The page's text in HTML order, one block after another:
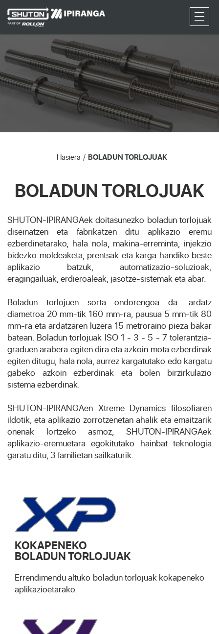
RFQ
Hasiera BOLADUN TORLOJUAK
BOLADUN TORLOJUAK
SHUTON-IPIRANGAek doitasunezko boladun torlojuak
diseinatzen eta fabrikatzen ditu aplikazio eremu
ezberdinetarako, hala nola, makina-erreminta, injekzio
bidezko moldeaketa, prentsak eta karga handiko beste
aplikazio batzuk, automatizazio-soluzioak,
eragingailuak, erdieroaleak, jasotze-sistemak eta abar.
Boladun torlojuen sorta ondorengoa da: ardatz
diametroa 20 mm-tik 160 mm-ra, pausua 5 mm-tik 80
mm-ra eta ardatzaren luzera 15 metroraino pieza bakar
batean. Boladun torlojuak ISO 1 - 3 - 5 - 7 tolerantzia-
graduen arabera egiten dira eta azkoin mota ezberdinak
egiten ditugu, hala nola, aurrez kargatutako edo kargatu
gabeko azkoin ezberdinak eta bolen birzirkulazio
sistema ezberdinak.
SHUTON-IPIRANGAen Xtreme Dynamics filosofiaren
ildotik, eta aplikazio zorrotzenetan ahalik eta emaitzarik
onenak lortzeko asmoz, SHUTON-IPIRANGAek
aplikazio-eremuetara egokitutako hainbat teknologia
garatu ditu, 3 familietan sailkaturik.
KOKAPENEKO
BOLADUN TORLOJUAK
Errendimendu altuko boladun torlojuak kokapeneko
aplikazioetarako.